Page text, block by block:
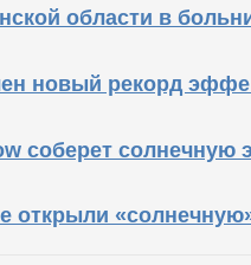
области в
новый рекорд
соберет солнечную
открыли